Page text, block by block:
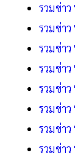
รวมข่า
รวมข่า
รวมข่า
รวมข่า
รวมข่า
รวมข่า
รวมข่า
รวมข่า